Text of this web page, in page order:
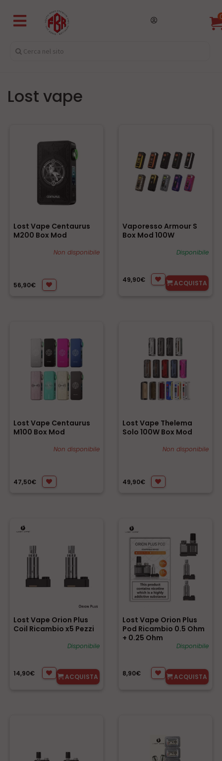
lost vape
Lost Vape Centaurus
M200 Box Mod
Non disponibile
56,90€
Vaporesso Armour S
Box Mod 100W
Disponibile
49,90€ ACQUISTA
Lost Vape Centaurus
M100 Box Mod
Non disponibile
47,50€
Lost Vape Thelema
Solo 100W Box Mod
Non disponibile
49,90€
Lost Vape Orion Plus
Coil Ricambio x5 Pezzi
Disponibile
14,90€ ACQUISTA
Lost Vape Orion Plus
Pod Ricambio 0.5 Ohm
+ 0.25 Ohm
Disponibile
8,90€ ACQUISTA